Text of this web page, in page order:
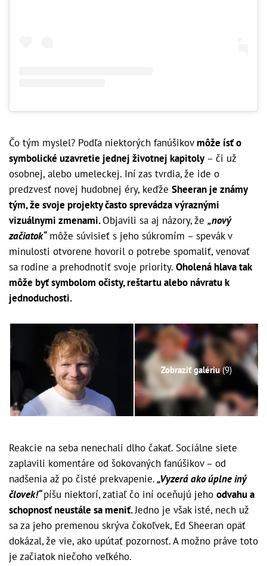
Čo tým myslel? Podľa niektorých fanúšikov môže ísť o
symbolické uzavretie jednej životnej kapitoly– či už
osobnej, alebo umeleckej. Iní zas tvrdia, že ide o
predzvesť novej hudobnej éry, keďže Sheeran je známy
tým, že svoje projekty často sprevádza výraznými
vizuálnymi zmenami.Objavili sa aj názory, že „nový
začiatok“môže súvisieť s jeho súkromím – spevák v
minulosti otvorene hovoril o potrebe spomaliť, venovať
sa rodine a prehodnotiť svoje priority. Oholená hlava tak
môže byť symbolom očisty, reštartu alebo návratu k
jednoduchosti.
Zobraziť galériu(9)
Reakcie na seba nenechali dlho čakať. Sociálne siete
zaplavili komentáre od šokovaných fanúšikov – od
nadšenia až po čisté prekvapenie.„Vyzerá ako úplne iný
človek!“píšu niektorí, zatiaľ čo iní oceňujú jeho odvahu a
schopnosť neustále sa meniť.Jedno je však isté, nech už
sa za jeho premenou skrýva čokoľvek, Ed Sheeran opäť
dokázal, že vie, ako upútať pozornosť. A možno práve toto
je začiatok niečoho veľkého.